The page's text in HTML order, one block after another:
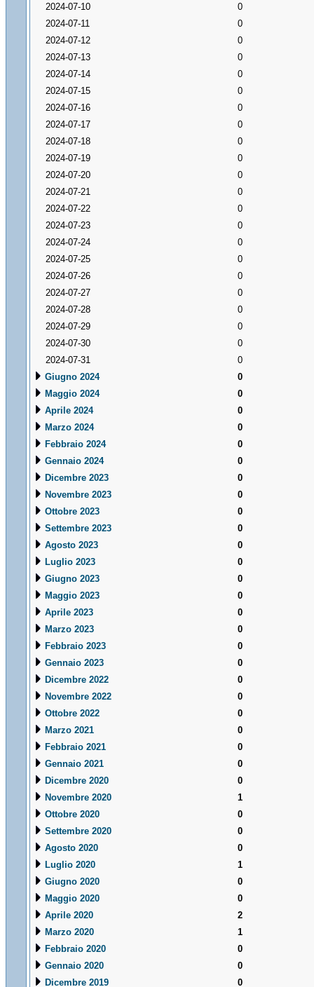
2024-07-10
0
2024-07-11
0
2024-07-12
0
2024-07-13
0
2024-07-14
0
2024-07-15
0
2024-07-16
0
2024-07-17
0
2024-07-18
0
2024-07-19
0
2024-07-20
0
2024-07-21
0
2024-07-22
0
2024-07-23
0
2024-07-24
0
2024-07-25
0
2024-07-26
0
2024-07-27
0
2024-07-28
0
2024-07-29
0
2024-07-30
0
2024-07-31
0
Giugno 2024
0
Maggio 2024
0
Aprile 2024
0
Marzo 2024
0
Febbraio 2024
0
Gennaio 2024
0
Dicembre 2023
0
Novembre 2023
0
Ottobre 2023
0
Settembre 2023
0
Agosto 2023
0
Luglio 2023
0
Giugno 2023
0
Maggio 2023
0
Aprile 2023
0
Marzo 2023
0
Febbraio 2023
0
Gennaio 2023
0
Dicembre 2022
0
Novembre 2022
0
Ottobre 2022
0
Marzo 2021
0
Febbraio 2021
0
Gennaio 2021
0
Dicembre 2020
0
Novembre 2020
1
Ottobre 2020
0
Settembre 2020
0
Agosto 2020
0
Luglio 2020
1
Giugno 2020
0
Maggio 2020
0
Aprile 2020
2
Marzo 2020
1
Febbraio 2020
0
Gennaio 2020
0
Dicembre 2019
0